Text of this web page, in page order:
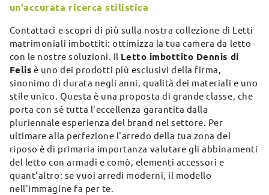
un'accurata ricerca stilistica
Contattaci e scopri di più sulla nostra collezione di Letti
matrimoniali imbottiti: ottimizza la tua camera da letto
con le nostre soluzioni. Il Letto imbottito Dennis di
Felis è uno dei prodotti più esclusivi della firma,
sinonimo di durata negli anni, qualità dei materiali e uno
stile unico. Questa è una proposta di grande classe, che
porta con sé tutta l'eccellenza garantita dalla
pluriennale esperienza del brand nel settore. Per
ultimare alla perfezione l'arredo della tua zona del
riposo è di primaria importanza valutare gli abbinamenti
del letto con armadi e comò, elementi accessori e
quant'altro: se vuoi arredi moderni, il modello
nell'immagine fa per te.